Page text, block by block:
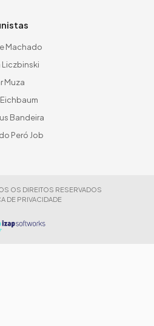
Machado
Liczbinski
Muza
Bandeira
Peró Job
OS DIREITOS RESERVADOS
DE PRIVACIDADE